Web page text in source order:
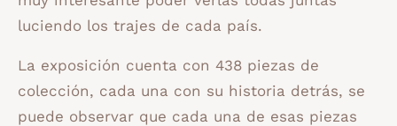
luciendo los trajes de cada país.
La exposición cuenta con 438 piezas de
colección, cada una con su historia detrás, se
puede observar que cada una de esas piezas